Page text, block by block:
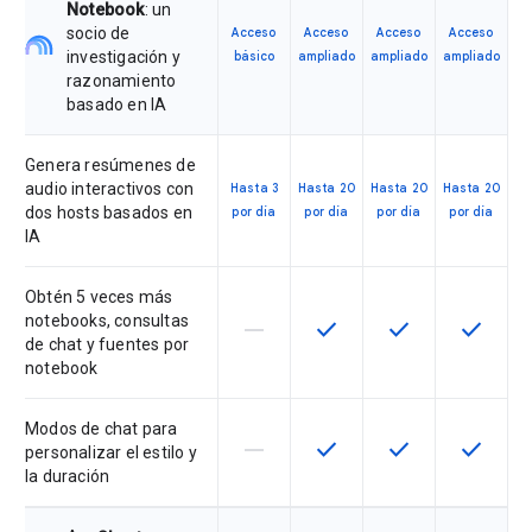
Notebook: un
socio de
investigación y
razonamiento
basado en IA
Acceso
básico
Acceso
ampliado
Acceso
ampliado
Acceso
ampliado
Genera resúmenes de
audio interactivos con
dos hosts basados en
IA
Hasta 3
por día
Hasta 20
por día
Hasta 20
por día
Hasta 20
por día
Obtén 5 veces más
notebooks, consultas
de chat y fuentes por
notebook
Esta función no está disponible en
horizontal_rule Esta función está
check Esta función
check Esta
check
Modos de chat para
personalizar el estilo y
la duración
Esta función no está disponible en
horizontal_rule Esta función está
check Esta función
check Esta
check